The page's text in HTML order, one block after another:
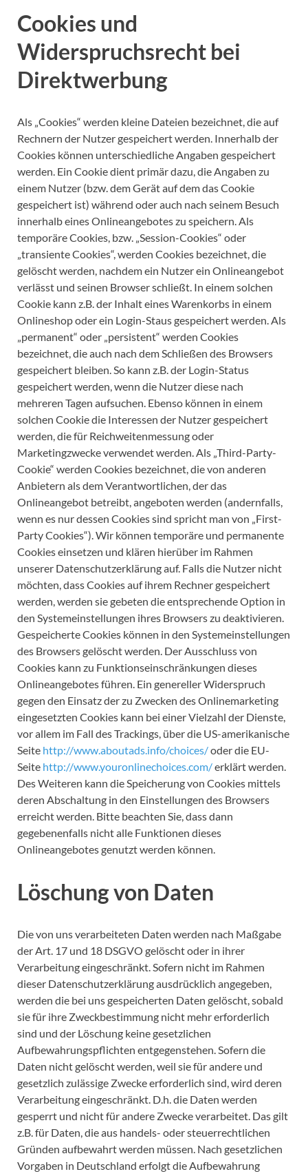
Cookies und
Widerspruchsrecht bei
Direktwerbung
Als „Cookies“ werden kleine Dateien bezeichnet, die auf
Rechnern der Nutzer gespeichert werden. Innerhalb der
Cookies können unterschiedliche Angaben gespeichert
werden. Ein Cookie dient primär dazu, die Angaben zu
einem Nutzer (bzw. dem Gerät auf dem das Cookie
gespeichert ist) während oder auch nach seinem Besuch
innerhalb eines Onlineangebotes zu speichern. Als
temporäre Cookies, bzw. „Session-Cookies“ oder
„transiente Cookies“, werden Cookies bezeichnet, die
gelöscht werden, nachdem ein Nutzer ein Onlineangebot
verlässt und seinen Browser schließt. In einem solchen
Cookie kann z.B. der Inhalt eines Warenkorbs in einem
Onlineshop oder ein Login-Staus gespeichert werden. Als
„permanent“ oder „persistent“ werden Cookies
bezeichnet, die auch nach dem Schließen des Browsers
gespeichert bleiben. So kann z.B. der Login-Status
gespeichert werden, wenn die Nutzer diese nach
mehreren Tagen aufsuchen. Ebenso können in einem
solchen Cookie die Interessen der Nutzer gespeichert
werden, die für Reichweitenmessung oder
Marketingzwecke verwendet werden. Als „Third-Party-
Cookie“ werden Cookies bezeichnet, die von anderen
Anbietern als dem Verantwortlichen, der das
Onlineangebot betreibt, angeboten werden (andernfalls,
wenn es nur dessen Cookies sind spricht man von „First-
Party Cookies“). Wir können temporäre und permanente
Cookies einsetzen und klären hierüber im Rahmen
unserer Datenschutzerklärung auf. Falls die Nutzer nicht
möchten, dass Cookies auf ihrem Rechner gespeichert
werden, werden sie gebeten die entsprechende Option in
den Systemeinstellungen ihres Browsers zu deaktivieren.
Gespeicherte Cookies können in den Systemeinstellungen
des Browsers gelöscht werden. Der Ausschluss von
Cookies kann zu Funktionseinschränkungen dieses
Onlineangebotes führen. Ein genereller Widerspruch
gegen den Einsatz der zu Zwecken des Onlinemarketing
eingesetzten Cookies kann bei einer Vielzahl der Dienste,
vor allem im Fall des Trackings, über die US-amerikanische
Seite http://www.aboutads.info/choices/oder die EU-
Seite http://www.youronlinechoices.com/erklärt werden.
Des Weiteren kann die Speicherung von Cookies mittels
deren Abschaltung in den Einstellungen des Browsers
erreicht werden. Bitte beachten Sie, dass dann
gegebenenfalls nicht alle Funktionen dieses
Onlineangebotes genutzt werden können.
Löschung von Daten
Die von uns verarbeiteten Daten werden nach Maßgabe
der Art. 17 und 18 DSGVO gelöscht oder in ihrer
Verarbeitung eingeschränkt. Sofern nicht im Rahmen
dieser Datenschutzerklärung ausdrücklich angegeben,
werden die bei uns gespeicherten Daten gelöscht, sobald
sie für ihre Zweckbestimmung nicht mehr erforderlich
sind und der Löschung keine gesetzlichen
Aufbewahrungspflichten entgegenstehen. Sofern die
Daten nicht gelöscht werden, weil sie für andere und
gesetzlich zulässige Zwecke erforderlich sind, wird deren
Verarbeitung eingeschränkt. D.h. die Daten werden
gesperrt und nicht für andere Zwecke verarbeitet. Das gilt
z.B. für Daten, die aus handels- oder steuerrechtlichen
Gründen aufbewahrt werden müssen. Nach gesetzlichen
Vorgaben in Deutschland erfolgt die Aufbewahrung